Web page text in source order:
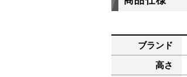
ブランド
高さ